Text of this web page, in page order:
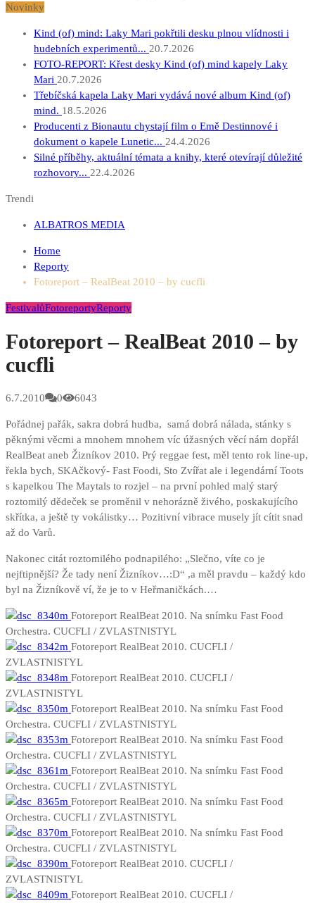
pro:
Novinky
Kind (of) mind: Laky Mari pokřtili desku plnou vlídnosti i
hudebních experimentů... 20.7.2026
FOTO-REPORT: Křest desky Kind (of) mind kapely Laky
Mari 20.7.2026
Třebíčská kapela Laky Mari vydává nové album Kind (of)
mind. 18.5.2026
Producenti z Bionautu chystají film o Emě Destinnové i
dokument o kapele Lunetic... 24.4.2026
Silné příběhy, aktuální témata a knihy, které otevírají důležité
rozhovory... 22.4.2026
Trendi
ALBATROS MEDIA
Home
Reporty
Fotoreport – RealBeat 2010 – by cucfli
FestivalůFotoreportyReporty
Fotoreport – RealBeat 2010 – by
cucfli
6.7.2010 0 6043
Pořádnej pařák, sakra dobrá hudba, samá dobrá nálada, stánky s
pěknými věcmi a mnohem mnohem víc úžasných věcí nám dopřál
RealBeat aneb Žizníkov 2010. Prý reggae fest, měl tento rok line-up,
řekla bych, SKAčkový- Fast Foodi, Sto Zvířat ale i legendární Toots
s kapelkou The Maytals to rozjel – na první pohled malý starý
roztomilý dědeček se proměnil v nehorázně živého, poskakujícího
skřítka, a ještě ty vokálistky… Pozitivní vibrace musely jít cítit snad
až do Varů.
Nakonec citát roztomilého podnapilého: „Slečno, víte co je
nejftipnější? Že tady není Žizníkov…:D“ ,a měl pravdu – každý kdo
byl na Žizníkově ví, že je to v Heřmaničkách.…
Fotoreport RealBeat 2010. Na snímku Fast Food
Orchestra. CUCFLI / ZVLASTNISTYL
Fotoreport RealBeat 2010. CUCFLI /
ZVLASTNISTYL
Fotoreport RealBeat 2010. CUCFLI /
ZVLASTNISTYL
Fotoreport RealBeat 2010. Na snímku Fast Food
Orchestra. CUCFLI / ZVLASTNISTYL
Fotoreport RealBeat 2010. Na snímku Fast Food
Orchestra. CUCFLI / ZVLASTNISTYL
Fotoreport RealBeat 2010. Na snímku Fast Food
Orchestra. CUCFLI / ZVLASTNISTYL
Fotoreport RealBeat 2010. Na snímku Fast Food
Orchestra. CUCFLI / ZVLASTNISTYL
Fotoreport RealBeat 2010. Na snímku Fast Food
Orchestra. CUCFLI / ZVLASTNISTYL
Fotoreport RealBeat 2010. CUCFLI /
ZVLASTNISTYL
Fotoreport RealBeat 2010. CUCFLI /